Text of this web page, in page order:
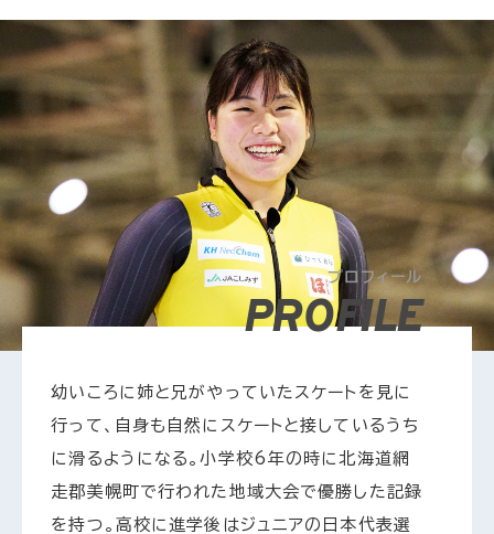
プロフィール
PROFILE
幼いころに姉と兄がやっていたスケートを見に
行って、自身も自然にスケートと接しているうち
に滑るようになる。小学校6年の時に北海道網
走郡美幌町で行われた地域大会で優勝した記録
を持つ。高校に進学後はジュニアの日本代表選